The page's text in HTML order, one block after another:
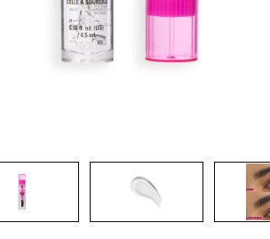
CRÉER UN COMPTE